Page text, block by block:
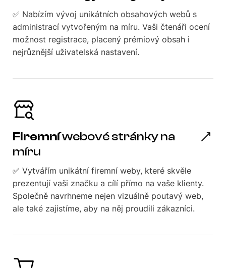
✅ Nabízím vývoj unikátních obsahových webů s
administrací vytvořeným na míru. Vaši čtenáři ocení
možnost registrace, placený prémiový obsah i
nejrůznější uživatelská nastavení.
Firemníwebové stránky na
míru
✅ Vytvářím unikátní firemní weby, které skvěle
prezentují vaši značku a cílí přímo na vaše klienty.
Společně navrhneme nejen vizuálně poutavý web,
ale také zajistíme, aby na něj proudili zákazníci.